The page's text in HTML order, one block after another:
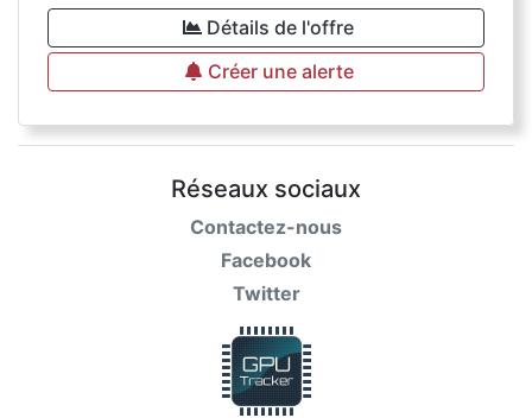
Détails de l'offre
Créer une alerte
Réseaux sociaux
Contactez-nous
Facebook
Twitter